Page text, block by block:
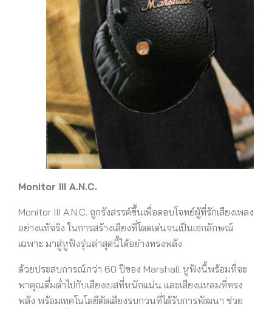
Monitor III A.N.C.
Monitor III A.N.C. ถูกรังสรรค์ขึ้นเพื่อตอบโจทย์ผู้ที่รักเสียงเพลง
อย่างแท้จริง ในการสร้างเสียงที่โดดเด่นจนเป็นเอกลักษณ์
เฉพาะ มาสู่หูฟังรุ่นล่าสุดนี้ได้อย่างทรงพลัง
ด้วยประสบการณ์กว่า 60 ปีของ Marshall หูฟังนี้พร้อมที่จะ
พาคุณดื่มด่ำไปกับเสียงเบสที่หนักแน่น และเสียงแหลมที่ทรง
พลัง พร้อมเทคโนโลยีตัดเสียงรบกวนที่ได้รับการพัฒนา ช่วย